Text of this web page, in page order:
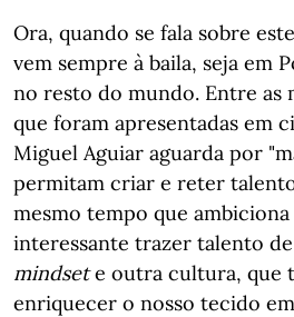
Ora, quando se fala sobre
vem sempre à baila, seja em
no resto do mundo. Entre as
que foram apresentadas em
Miguel Aguiar aguarda por
permitam criar e reter
mesmo tempo que ambiciona
interessante trazer talento
mindsete outra cultura, que
enriquecer o nosso tecido